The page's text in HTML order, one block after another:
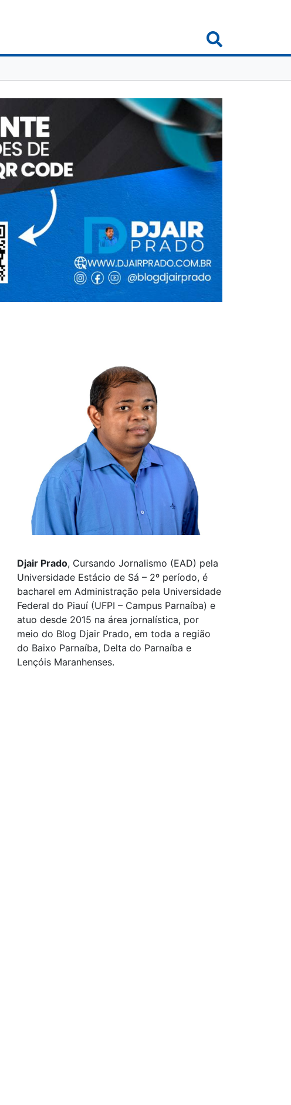
Djair Prado, Cursando Jornalismo (EAD) pela
Universidade Estácio de Sá – 2º período, é
bacharel em Administração pela Universidade
Federal do Piauí (UFPI – Campus Parnaíba) e
atuo desde 2015 na área jornalística, por
meio do Blog Djair Prado, em toda a região
do Baixo Parnaíba, Delta do Parnaíba e
Lençóis Maranhenses.